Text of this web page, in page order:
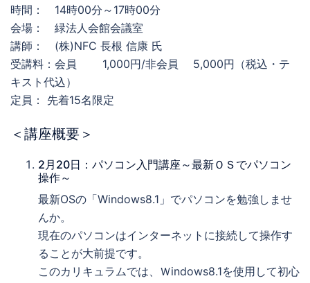
時間： 14時00分～17時00分
会場： 緑法人会館会議室
講師： (株)NFC 長根 信康 氏
受講料：会員 1,000円/非会員 5,000円（税込・テ
キスト代込）
定員： 先着15名限定
＜講座概要＞
2月20日：パソコン入門講座～最新ＯＳでパソコン
操作～
最新OSの「Windows8.1」でパソコンを勉強しませ
んか。
現在のパソコンはインターネットに接続して操作す
ることが大前提です。
このカリキュラムでは、Ｗindows8.1を使用して初心